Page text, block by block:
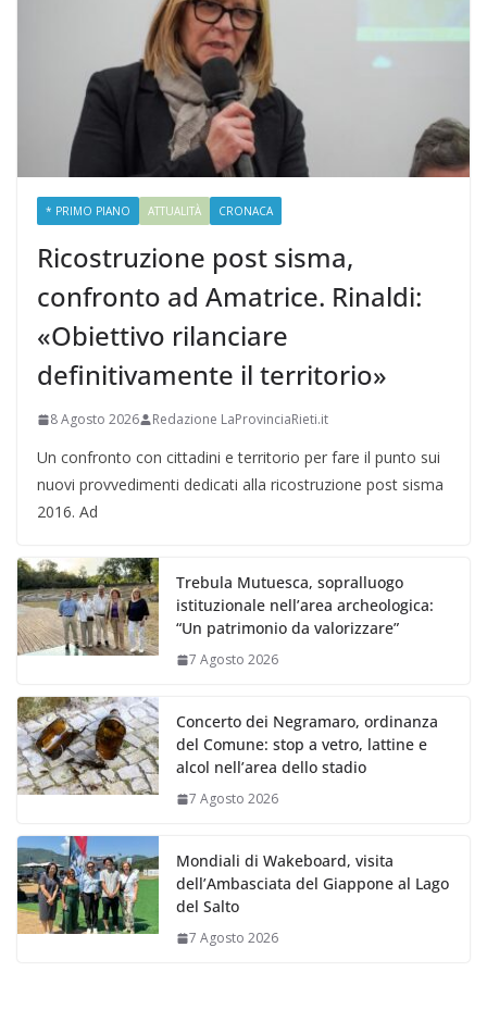
* PRIMO PIANO ATTUALITÀ CRONACA
Ricostruzione post sisma,
confronto ad Amatrice. Rinaldi:
«Obiettivo rilanciare
definitivamente il territorio»
8 Agosto 2026 Redazione LaProvinciaRieti.it
Un confronto con cittadini e territorio per fare il punto sui
nuovi provvedimenti dedicati alla ricostruzione post sisma
2016. Ad
Trebula Mutuesca, sopralluogo
istituzionale nell’area archeologica:
“Un patrimonio da valorizzare”
7 Agosto 2026
Concerto dei Negramaro, ordinanza
del Comune: stop a vetro, lattine e
alcol nell’area dello stadio
7 Agosto 2026
Mondiali di Wakeboard, visita
dell’Ambasciata del Giappone al Lago
del Salto
7 Agosto 2026